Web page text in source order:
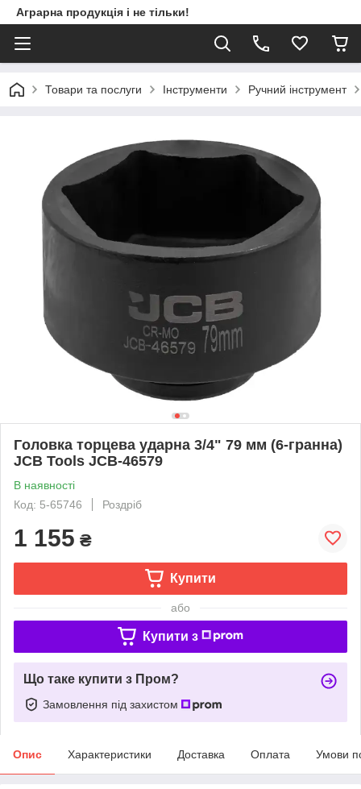
Аграрна продукція і не тільки!
Товари та послуги Інструменти Ручний інструмент
Гoлoвкa тopцeвa удapнa 3/4" 79 мм (6-гранна)
JCB Tools JCB-46579
В наявності
Код: 5-65746
Роздріб
1 155 ₴
Купити
або
Купити з
Що таке купити з Пром?
Замовлення під захистом
Опис Характеристики Доставка Оплата Умови